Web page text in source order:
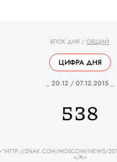
БЛОК ДНЯ / ОБЩИЙ
ЦИФРА ДНЯ
_ 20.12 / 07.12.2015 _
538
ZNAK.COM/MOSCOW/NEWS/
</A>